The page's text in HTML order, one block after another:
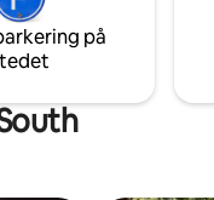
over
et
andet.
på